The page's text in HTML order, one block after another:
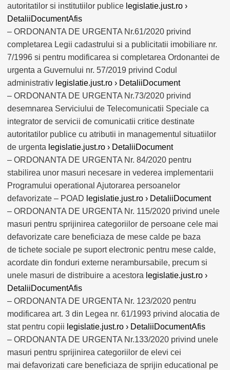
autoritatilor si institutiilor publice legislatie.just.ro ›
DetaliiDocumentAfis
– ORDONANTA DE URGENTA Nr.61/2020 privind
completarea Legii cadastrului si a publicitatii imobiliare nr.
7/1996 si pentru modificarea si completarea Ordonantei de
urgenta a Guvernului nr. 57/2019 privind Codul
administrativ legislatie.just.ro › DetaliiDocument
– ORDONANTA DE URGENTA Nr.73/2020 privind
desemnarea Serviciului de Telecomunicatii Speciale ca
integrator de servicii de comunicatii critice destinate
autoritatilor publice cu atributii in managementul situatiilor
de urgenta legislatie.just.ro › DetaliiDocument
– ORDONANTA DE URGENTA Nr. 84/2020 pentru
stabilirea unor masuri necesare in vederea implementarii
Programului operational Ajutorarea persoanelor
defavorizate – POAD legislatie.just.ro › DetaliiDocument
– ORDONANTA DE URGENTA Nr. 115/2020 privind unele
masuri pentru sprijinirea categoriilor de persoane cele mai
defavorizate care beneficiaza de mese calde pe baza
de tichete sociale pe suport electronic pentru mese calde,
acordate din fonduri externe nerambursabile, precum si
unele masuri de distribuire a acestora legislatie.just.ro ›
DetaliiDocumentAfis
– ORDONANTA DE URGENTA Nr. 123/2020 pentru
modificarea art. 3 din Legea nr. 61/1993 privind alocatia de
stat pentru copii legislatie.just.ro › DetaliiDocumentAfis
– ORDONANTA DE URGENTA Nr.133/2020 privind unele
masuri pentru sprijinirea categoriilor de elevi cei
mai defavorizati care beneficiaza de sprijin educational pe